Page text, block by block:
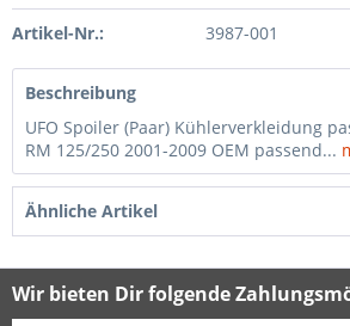
Artikel-Nr.: 3987-001
Beschreibung
UFO Spoiler (Paar) Kühlerverkleidung
RM 125/250 2001-2009 OEM passend...
Ähnliche Artikel
Wir bieten Dir folgende